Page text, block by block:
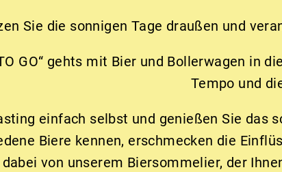
Sie die sonnigen Tage draußen und
GO“ gehts mit Bier und Bollerwagen in
Tempo und
einfach selbst und genießen Sie das
Biere kennen, erschmecken die
von unserem Biersommelier, der